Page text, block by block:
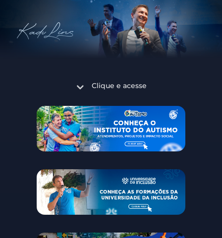
Clique e acesse